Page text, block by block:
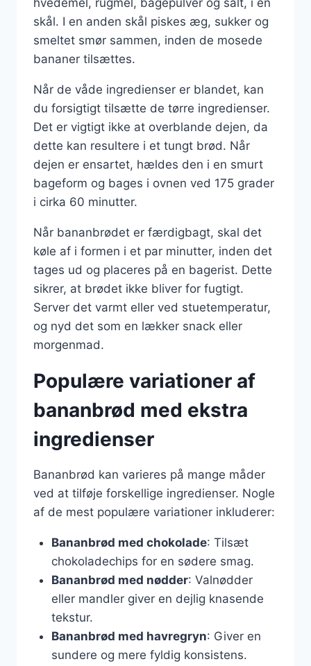
hvedemel, rugmel, bagepulver og salt, i en
skål. I en anden skål piskes æg, sukker og
smeltet smør sammen, inden de mosede
bananer tilsættes.
Når de våde ingredienser er blandet, kan
du forsigtigt tilsætte de tørre ingredienser.
Det er vigtigt ikke at overblande dejen, da
dette kan resultere i et tungt brød. Når
dejen er ensartet, hældes den i en smurt
bageform og bages i ovnen ved 175 grader
i cirka 60 minutter.
Når bananbrødet er færdigbagt, skal det
køle af i formen i et par minutter, inden det
tages ud og placeres på en bagerist. Dette
sikrer, at brødet ikke bliver for fugtigt.
Server det varmt eller ved stuetemperatur,
og nyd det som en lækker snack eller
morgenmad.
Populære variationer af
bananbrød med ekstra
ingredienser
Bananbrød kan varieres på mange måder
ved at tilføje forskellige ingredienser. Nogle
af de mest populære variationer inkluderer:
Bananbrød med chokolade: Tilsæt
chokoladechips for en sødere smag.
Bananbrød med nødder: Valnødder
eller mandler giver en dejlig knasende
tekstur.
Bananbrød med havregryn: Giver en
sundere og mere fyldig konsistens.